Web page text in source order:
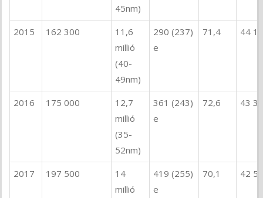
45nm)
2015 162 300
11,6
millió
(40-
49nm)
290 (237)
e
71,4 44
2016 175 000
12,7
millió
(35-
52nm)
361 (243)
e
72,6 43
2017 197 500
14
millió
419 (255)
e
70,1 42